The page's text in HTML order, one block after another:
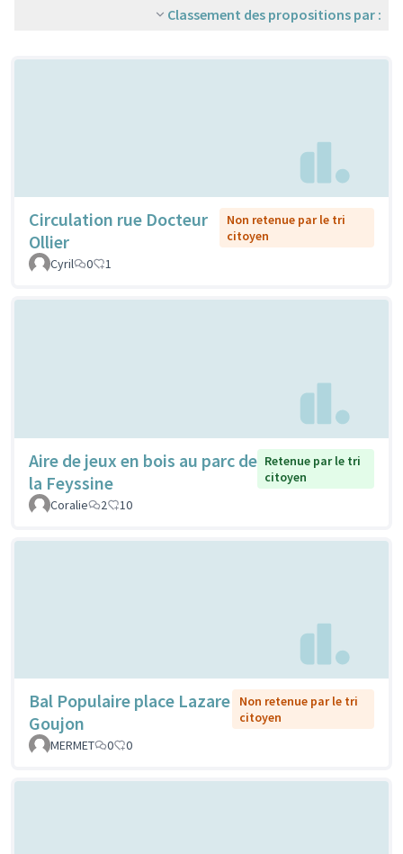
Classement des propositions par :
Circulation rue Docteur
Ollier
Non retenue par le tri
citoyen
Cyril
0 1
Aire de jeux en bois au parc de
la Feyssine
Retenue par le tri
citoyen
Coralie
2 10
Bal Populaire place Lazare
Goujon
Non retenue par le tri
citoyen
MERMET
0 0